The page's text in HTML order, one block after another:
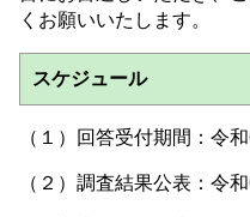
くお願いいたします。
スケジュール
（１）回答受付期間：令
（２）調査結果公表：令